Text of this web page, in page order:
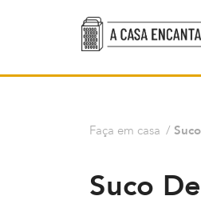
Faça em casa /
Suco